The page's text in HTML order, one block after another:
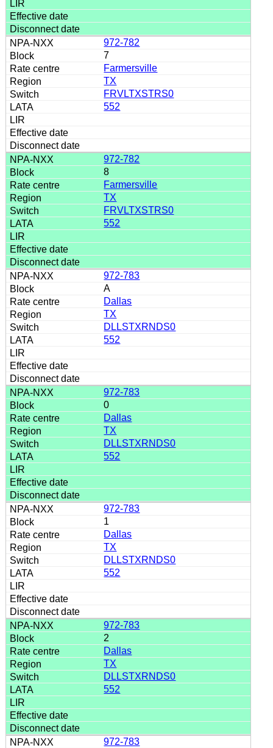
972-782
7
Farmersville
TX
FRVLTXSTRS0
552
972-782
8
Farmersville
TX
FRVLTXSTRS0
552
972-783
A
Dallas
TX
DLLSTXRNDS0
552
972-783
0
Dallas
TX
DLLSTXRNDS0
552
972-783
1
Dallas
TX
DLLSTXRNDS0
552
972-783
2
Dallas
TX
DLLSTXRNDS0
552
972-783